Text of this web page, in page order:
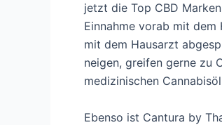
jetzt die Top CBD
Einnahme vorab mit
mit dem Hausarzt
neigen, greifen gerne zu
medizinischen
Ebenso ist Cantura by